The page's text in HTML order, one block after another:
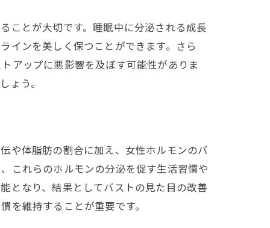
ことが大切です。睡眠中に分泌される成長
インを美しく保つことができます。さら
アップに悪影響を及ぼす可能性がありま
ょう。
や体脂肪の割合に加え、女性ホルモンのバ
これらのホルモンの分泌を促す生活習慣や
となり、結果としてバストの見た目の改善
を維持することが重要です。